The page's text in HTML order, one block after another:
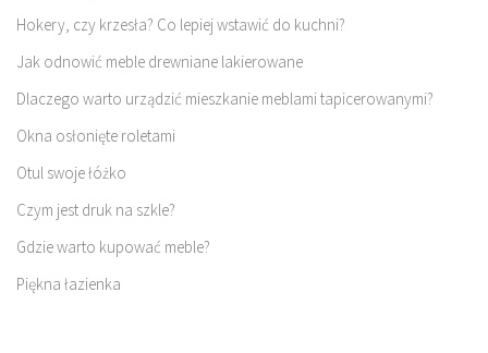
Hokery, czy krzesła? Co lepiej wstawić do kuchni?
Jak odnowić meble drewniane lakierowane
Dlaczego warto urządzić mieszkanie meblami tapicerowanymi?
Okna osłonięte roletami
Otul swoje łóżko
Czym jest druk na szkle?
Gdzie warto kupować meble?
Piękna łazienka